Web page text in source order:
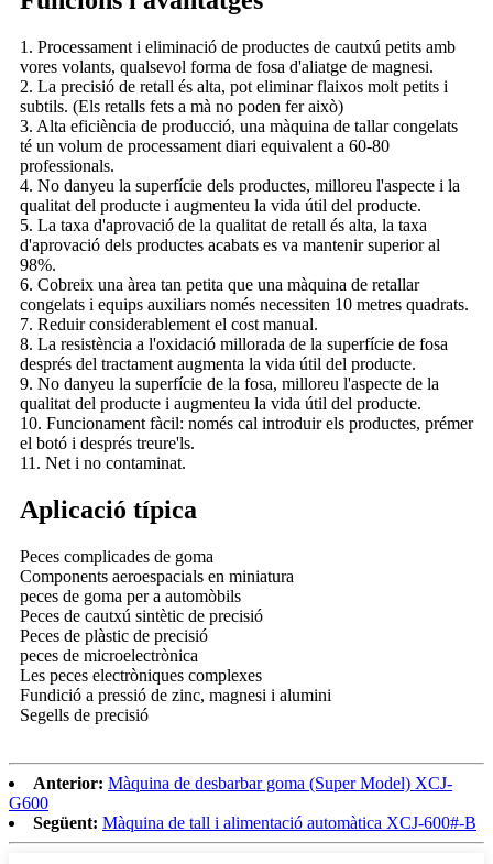
1. Processament i eliminació de productes de cautxú petits amb
vores volants, qualsevol forma de fosa d'aliatge de magnesi.
2. La precisió de retall és alta, pot eliminar flaixos molt petits i
subtils. (Els retalls fets a mà no poden fer això)
3. Alta eficiència de producció, una màquina de tallar congelats
té un volum de processament diari equivalent a 60-80
professionals.
4. No danyeu la superfície dels productes, milloreu l'aspecte i la
qualitat del producte i augmenteu la vida útil del producte.
5. La taxa d'aprovació de la qualitat de retall és alta, la taxa
d'aprovació dels productes acabats es va mantenir superior al
98%.
6. Cobreix una àrea tan petita que una màquina de retallar
congelats i equips auxiliars només necessiten 10 metres quadrats.
7. Reduir considerablement el cost manual.
8. La resistència a l'oxidació millorada de la superfície de fosa
després del tractament augmenta la vida útil del producte.
9. No danyeu la superfície de la fosa, milloreu l'aspecte de la
qualitat del producte i augmenteu la vida útil del producte.
10. Funcionament fàcil: només cal introduir els productes, prémer
el botó i després treure'ls.
11. Net i no contaminat.
Aplicació típica
Peces complicades de goma
Components aeroespacials en miniatura
peces de goma per a automòbils
Peces de cautxú sintètic de precisió
Peces de plàstic de precisió
peces de microelectrònica
Les peces electròniques complexes
Fundició a pressió de zinc, magnesi i alumini
Segells de precisió
Anterior: Màquina de desbarbar goma (Super Model) XCJ-
G600
Següent: Màquina de tall i alimentació automàtica XCJ-600#-B